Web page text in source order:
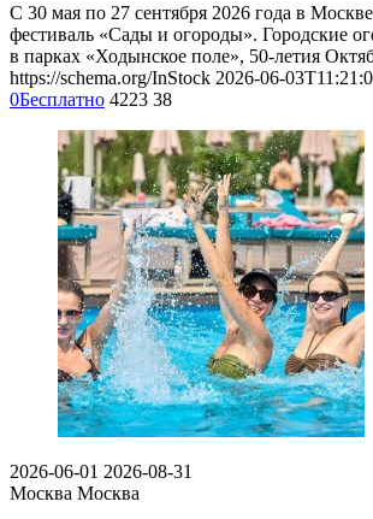
С 30 мая по 27 сентября 2026 года в
фестиваль «Сады и огороды». Городские
в парках «Ходынское поле», 50-летия
https://schema.org/InStock 2026-06-
0Бесплатно 4223 38
2026-06-01 2026-08-31
Москва Москва